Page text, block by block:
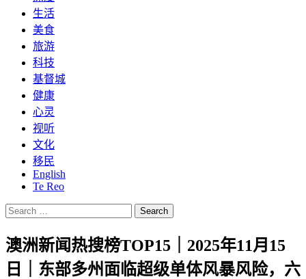
生活
美食
旅游
科技
基督城
健康
心灵
视听
文化
移民
English
Te Reo
Search
for:
澳洲新闻热搜榜TOP15｜2025年11月15
日｜东部多州面临超级单体风暴风险，六